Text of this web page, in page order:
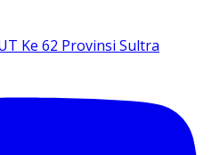
Ke 62 Provinsi Sultra